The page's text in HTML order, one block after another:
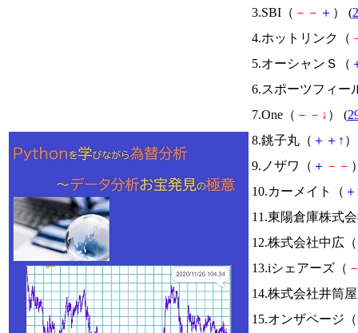
3.SBI（ － － ＋ ） (
4.ホットリンク（
5.オーシャンＳ（
6.スポーツフィー
7.One（ － － ↓ ） (
8.銚子丸（ ＋ ＋ ↑
9.ノザワ（ ＋ － －
10.カーメイト（ ＋
11.東陽倉庫株式
12.株式会社中広（
13.iシェアーズ（
14.株式会社井筒
15.オンザページ（